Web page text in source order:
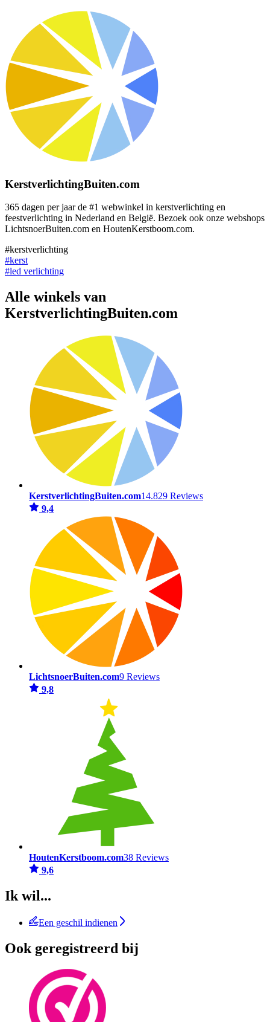
KerstverlichtingBuiten.com
365 dagen per jaar de #1 webwinkel in kerstverlichting en
feestverlichting in Nederland en België. Bezoek ook onze webshops
LichtsnoerBuiten.com en HoutenKerstboom.com.
#kerstverlichting
#kerst
#led verlichting
Alle winkels van
KerstverlichtingBuiten.com
KerstverlichtingBuiten.com14.829 Reviews
9,4
LichtsnoerBuiten.com9 Reviews
9,8
HoutenKerstboom.com38 Reviews
9,6
Ik wil...
Een geschil indienen
Ook geregistreerd bij